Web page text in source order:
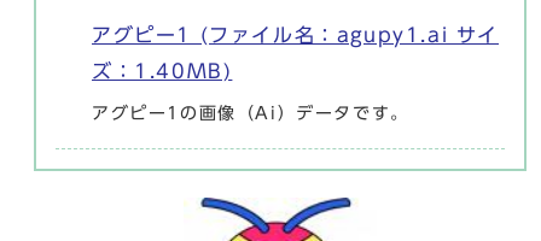
アグピー1 (ファイル名：agupy1.ai サイ
ズ：1.40MB)
アグピー1の画像（Ai）データです。